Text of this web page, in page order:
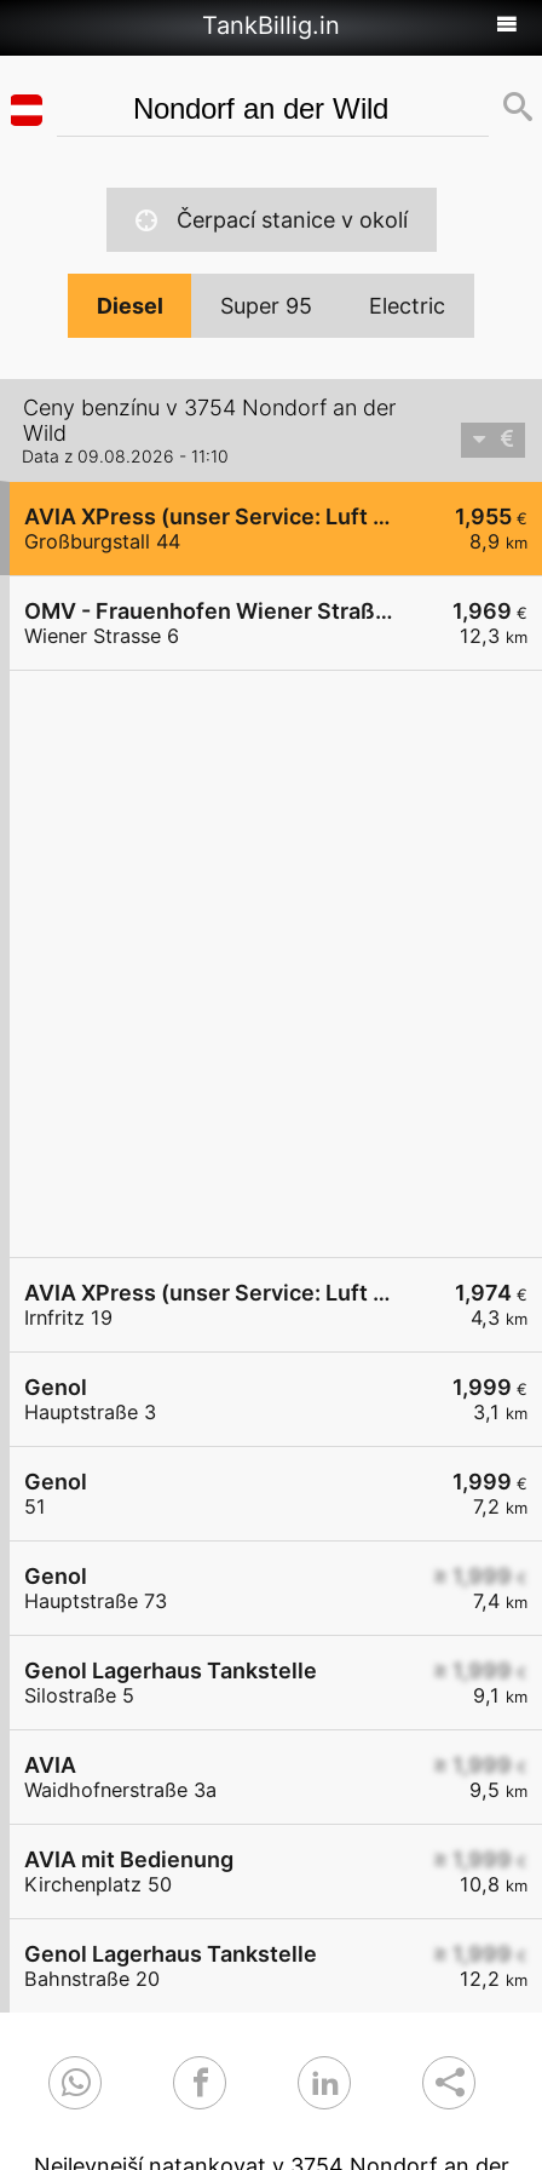
TankBillig.in
Čerpací stanice v okolí
Diesel Super 95 Electric
Ceny benzínu v 3754 Nondorf an der
Wild
Data z 09.08.2026 - 11:10
1,955 €
8,9 km
AVIA XPress (unser Service: Luft und Wasser)
Großburgstall 44
1,969 €
12,3 km
OMV - Frauenhofen Wiener Straße 6
Wiener Strasse 6
1,974 €
4,3 km
AVIA XPress (unser Service: Luft und Wasser)
Irnfritz 19
1,999 €
3,1 km
Genol
Hauptstraße 3
1,999 €
7,2 km
Genol
51
≥ 1,999 €
7,4 km
Genol
Hauptstraße 73
≥ 1,999 €
9,1 km
Genol Lagerhaus Tankstelle
Silostraße 5
≥ 1,999 €
9,5 km
AVIA
Waidhofnerstraße 3a
≥ 1,999 €
10,8 km
AVIA mit Bedienung
Kirchenplatz 50
≥ 1,999 €
12,2 km
Genol Lagerhaus Tankstelle
Bahnstraße 20